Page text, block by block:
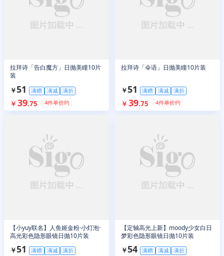
拉拜诗「告白魔方」日抛美瞳10片
装
￥51 满赠 满减 满折
￥ 39.75 4件单价约
拉拜诗「伞语」日抛美瞳10片装
￥51 满赠 满减 满折
￥ 39.75 4件单价约
【小yuy联名】人鱼姬金粉·小灯泡·
高光彩色隐形眼镜日抛10片装
￥51 满赠 满减 满折
【定轴高光上新】moody少女白日
梦彩色隐形眼镜日抛10片装
￥54 满赠 满减 满折